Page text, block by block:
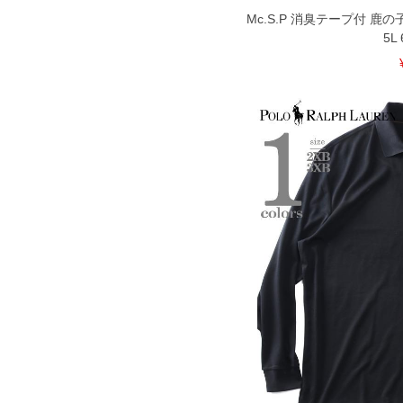
Mc.S.P 消臭テープ付 鹿の
5L